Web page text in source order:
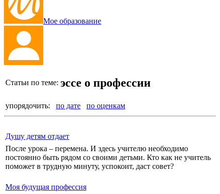
Мое образование
Статьи по теме: эссе о профессии
упорядочить: по дате по оценкам
Душу детям отдает
После урока – перемена. И здесь учителю необходимо
постоянно быть рядом со своими детьми. Кто как не учитель
поможет в трудную минуту, успокоит, даст совет?
Моя будущая профессия